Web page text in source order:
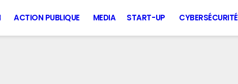
ACTION PUBLIQUE MEDIA START-UP CYBERSÉCURITÉ